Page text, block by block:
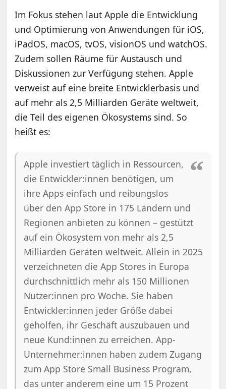
Im Fokus stehen laut Apple die Entwicklung
und Optimierung von Anwendungen für iOS,
iPadOS, macOS, tvOS, visionOS und watchOS.
Zudem sollen Räume für Austausch und
Diskussionen zur Verfügung stehen. Apple
verweist auf eine breite Entwicklerbasis und
auf mehr als 2,5 Milliarden Geräte weltweit,
die Teil des eigenen Ökosystems sind. So
heißt es:
Apple investiert täglich in Ressourcen,
die Entwickler:innen benötigen, um
ihre Apps einfach und reibungslos
über den App Store in 175 Ländern und
Regionen anbieten zu können – gestützt
auf ein Ökosystem von mehr als 2,5
Milliarden Geräten weltweit. Allein in 2025
verzeichneten die App Stores in Europa
durchschnittlich mehr als 150 Millionen
Nutzer:innen pro Woche. Sie haben
Entwickler:innen jeder Größe dabei
geholfen, ihr Geschäft auszubauen und
neue Kund:innen zu erreichen. App-
Unternehmer:innen haben zudem Zugang
zum App Store Small Business Program,
das unter anderem eine um 15 Prozent